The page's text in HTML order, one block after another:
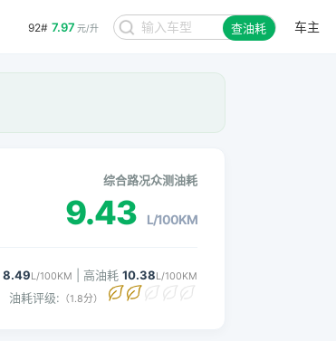
92# 7.97 元/升 查油耗 车主
综合路况众测油耗
9.43 L/100KM
8.49L/100KM | 高油耗 10.38L/100KM
油耗评级: （1.8分）